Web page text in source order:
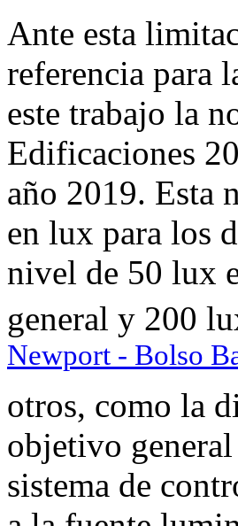
Ante esta
referencia para
este trabajo la
Edificaciones
año 2019. Esta
en lux para los
nivel de 50 lux
general y 200
Newport - Bolso
otros, como la
objetivo
sistema de